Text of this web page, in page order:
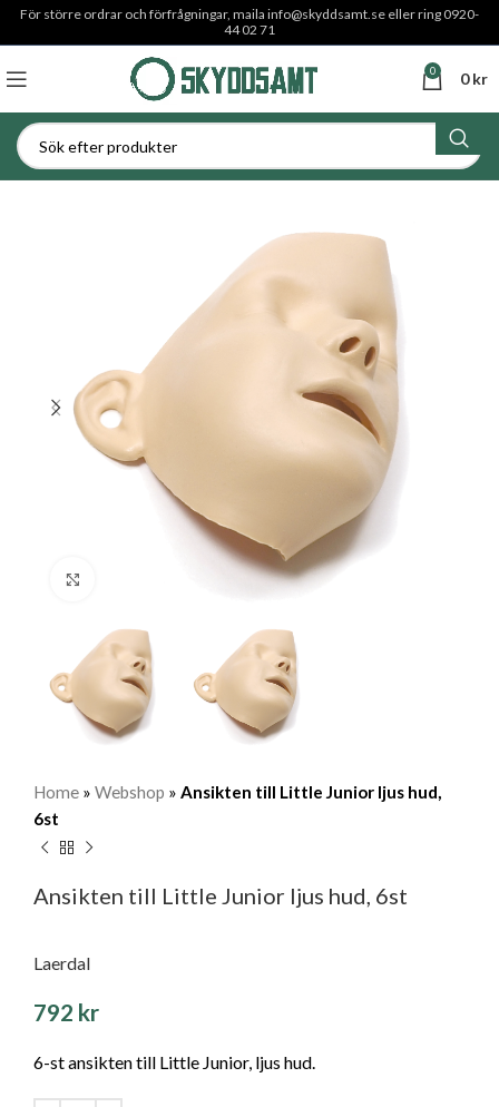
För större ordrar och förfrågningar, maila info@skyddsamt.se eller ring 0920-
44 02 71
0 0kr
Klicka för att förstora
Home » Webshop » Ansikten till Little Junior ljus hud,
6st
Ansikten till Little Junior ljus hud, 6st
Laerdal
792 kr
6-st ansikten till Little Junior, ljus hud.